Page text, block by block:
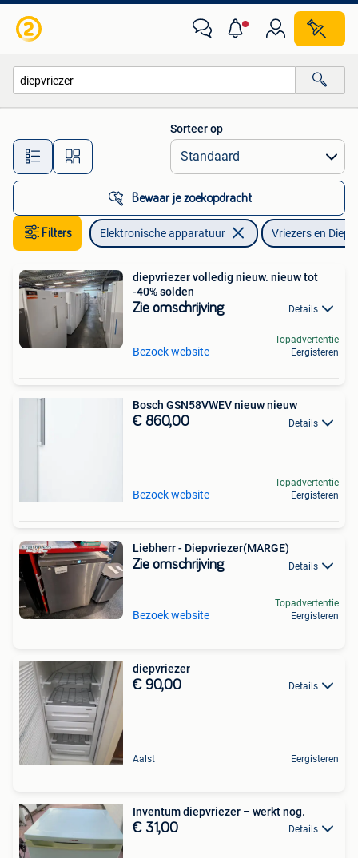
Alle afstanden…
Sorteer op
Bewaar je zoekopdracht
Filters Elektronische apparatuur Vriezers en
diepvriezer volledig nieuw. nieuw tot
-40% solden
Zie omschrijving Details
Bezoek website
Topadvertentie
Eergisteren
Bosch GSN58VWEV nieuw nieuw
€ 860,00 Details
Bezoek website
Topadvertentie
Eergisteren
Liebherr - Diepvriezer(MARGE)
Zie omschrijving Details
Bezoek website
Topadvertentie
Eergisteren
diepvriezer
€ 90,00 Details
Aalst Eergisteren
Inventum diepvriezer – werkt nog.
€ 31,00 Details